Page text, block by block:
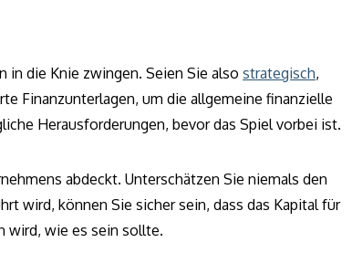
in die Knie zwingen. Seien Sie also strategisch,
Finanzunterlagen, um die allgemeine finanzielle
Herausforderungen, bevor das Spiel vorbei ist.
abdeckt. Unterschätzen Sie niemals den
wird, können Sie sicher sein, dass das Kapital für
wird, wie es sein sollte.